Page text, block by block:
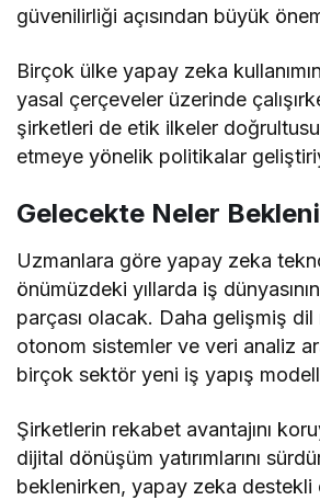
güvenilirliği açısından büyük
Birçok ülke yapay zeka
yasal çerçeveler üzerinde
şirketleri de etik ilkeler
etmeye yönelik politikalar
Gelecekte Neler
Uzmanlara göre yapay zeka
önümüzdeki yıllarda iş
parçası olacak. Daha gelişmiş dil
otonom sistemler ve veri analiz
birçok sektör yeni iş yapış
Şirketlerin rekabet avantajını
dijital dönüşüm yatırımlarını
beklenirken, yapay zeka destekli